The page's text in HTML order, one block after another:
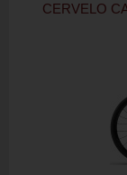
CERVELO